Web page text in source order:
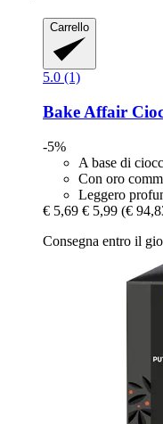
Carrello
5.0 (1)
Bake Affair
-5%
A base di
Con oro
Leggero
€ 5,69 € 5,99 (€
Consegna entro il